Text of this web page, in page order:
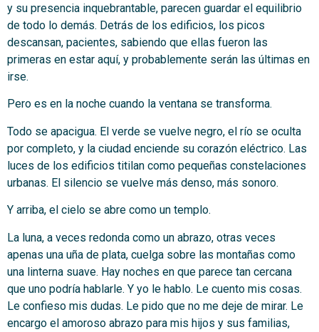
y su presencia inquebrantable, parecen guardar el equilibrio
de todo lo demás. Detrás de los edificios, los picos
descansan, pacientes, sabiendo que ellas fueron las
primeras en estar aquí, y probablemente serán las últimas en
irse.
Pero es en la noche cuando la ventana se transforma.
Todo se apacigua. El verde se vuelve negro, el río se oculta
por completo, y la ciudad enciende su corazón eléctrico. Las
luces de los edificios titilan como pequeñas constelaciones
urbanas. El silencio se vuelve más denso, más sonoro.
Y arriba, el cielo se abre como un templo.
La luna, a veces redonda como un abrazo, otras veces
apenas una uña de plata, cuelga sobre las montañas como
una linterna suave. Hay noches en que parece tan cercana
que uno podría hablarle. Y yo le hablo. Le cuento mis cosas.
Le confieso mis dudas. Le pido que no me deje de mirar. Le
encargo el amoroso abrazo para mis hijos y sus familias,